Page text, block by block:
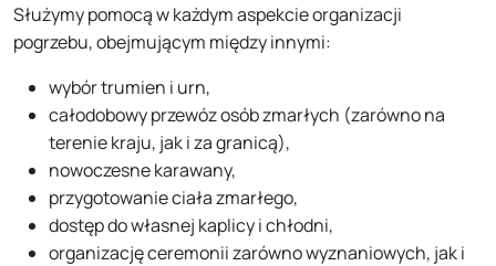
Służymy pomocą w każdym aspekcie organizacji
pogrzebu, obejmującym między innymi:
wybór trumien i urn,
całodobowy przewóz osób zmarłych (zarówno na
terenie kraju, jak i za granicą),
nowoczesne karawany,
przygotowanie ciała zmarłego,
dostęp do własnej kaplicy i chłodni,
organizację ceremonii zarówno wyznaniowych, jak i